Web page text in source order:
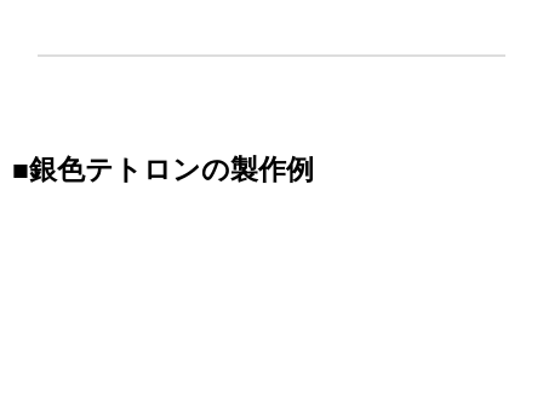
■銀色テトロンの製作例